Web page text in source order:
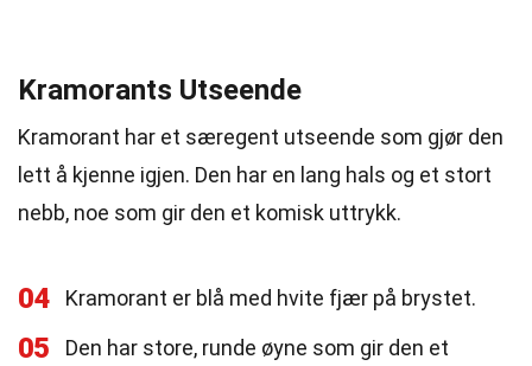
Kramorants Utseende
Kramorant har et særegent utseende som gjør den
lett å kjenne igjen. Den har en lang hals og et stort
nebb, noe som gir den et komisk uttrykk.
04 Kramorant er blå med hvite fjær på brystet.
05
Den har store, runde øyne som gir den et